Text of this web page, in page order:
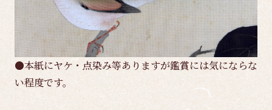
●本紙にヤケ・点染み等ありますが鑑賞には気にならな
い程度です。